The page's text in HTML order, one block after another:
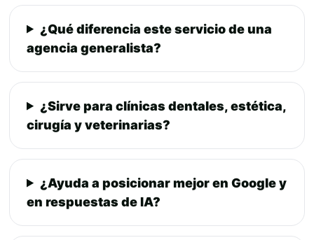
¿Qué diferencia este servicio de una
agencia generalista?
¿Sirve para clínicas dentales, estética,
cirugía y veterinarias?
¿Ayuda a posicionar mejor en Google y
en respuestas de IA?